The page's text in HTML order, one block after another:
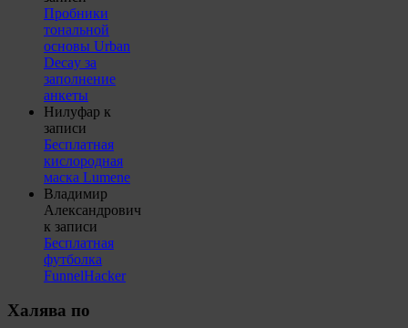
Пробники
тональной
основы Urban
Decay за
заполнение
анкеты
Нилуфар к
записи
Бесплатная
кислородная
маска Lumene
Владимир
Александрович
к записи
Бесплатная
футболка
FunnelHacker
Халява по